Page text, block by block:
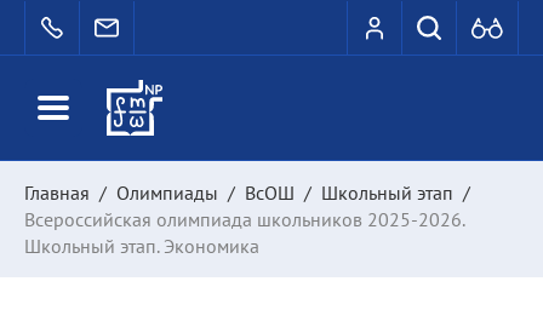
Главная / Олимпиады / ВсОШ / Школьный этап /
Всероссийская олимпиада школьников 2025-2026.
Школьный этап. Экономика